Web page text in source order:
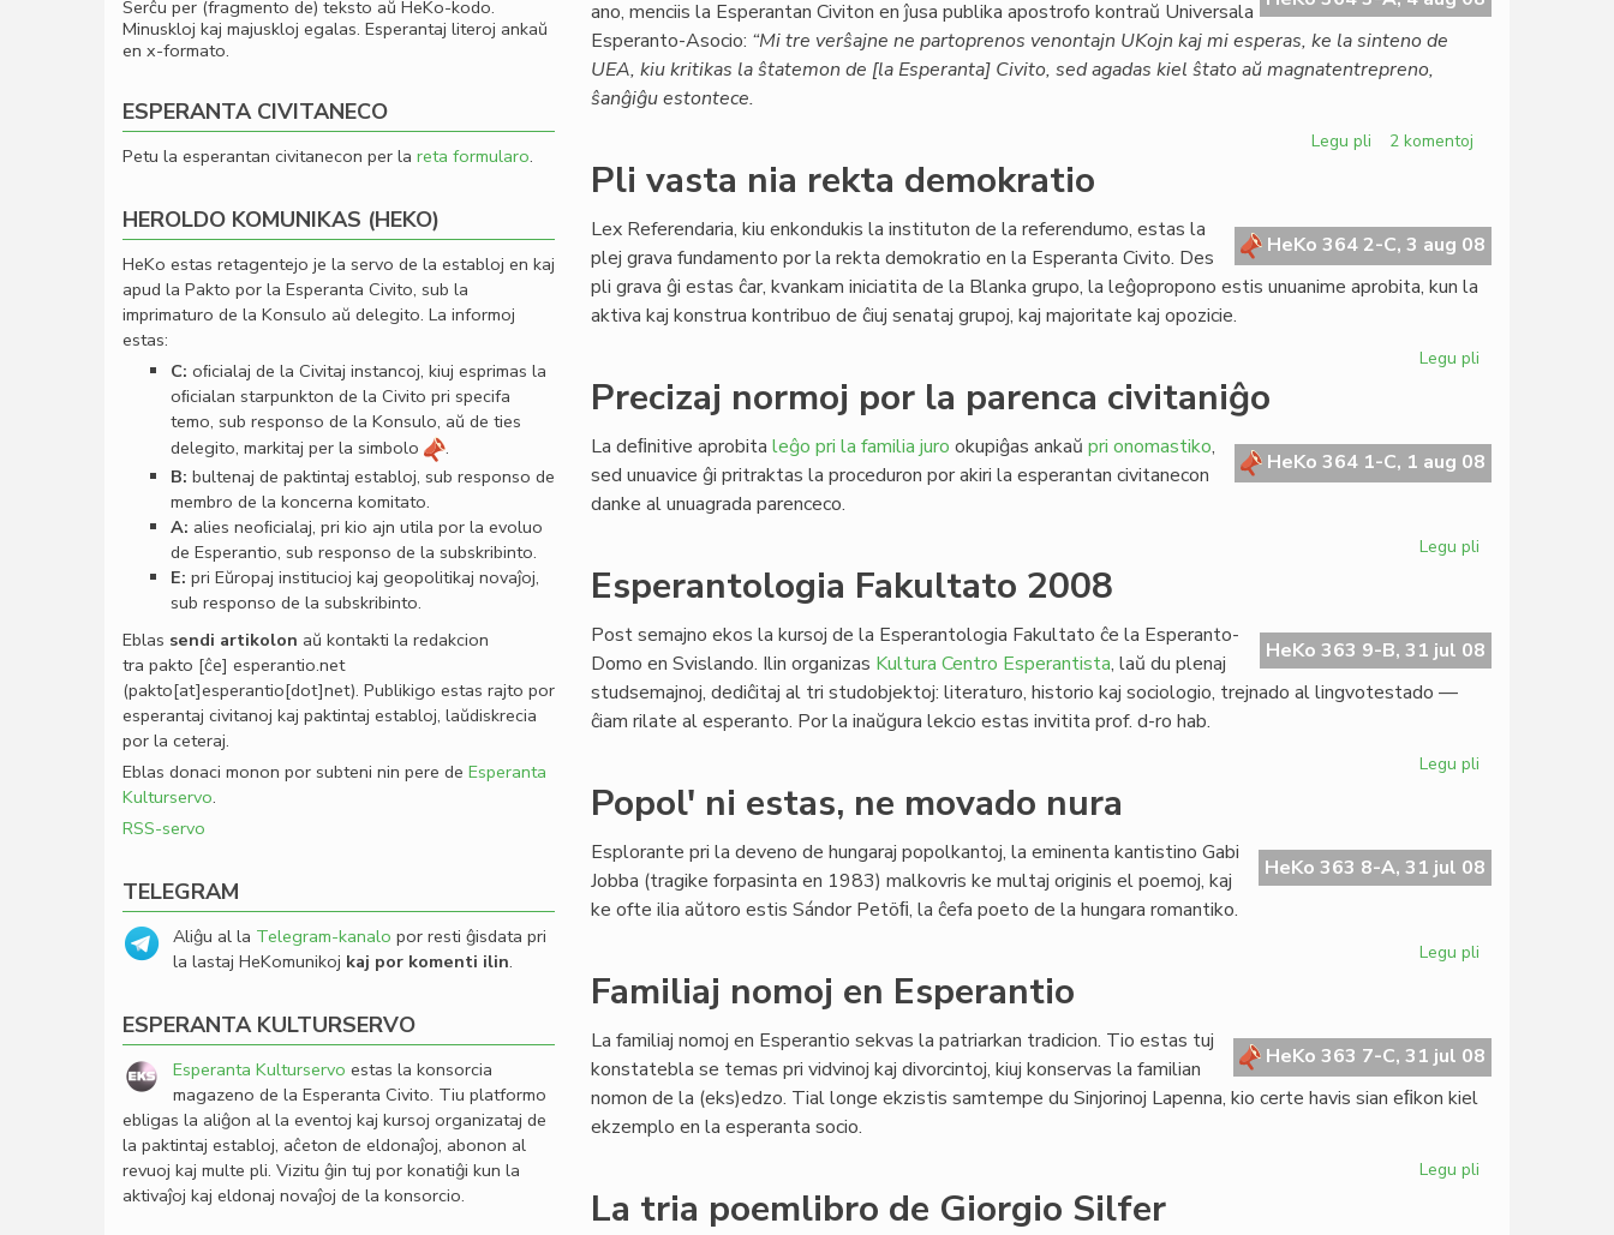
ano, menciis la Esperantan Civiton en ĵusa publika apostrofo kontraŭ Universala
Esperanto-Asocio: “Mi tre verŝajne ne partoprenos venontajn UKojn kaj mi esperas, ke la sinteno de
UEA, kiu kritikas la ŝtatemon de [la Esperanta] Civito, sed agadas kiel ŝtato aŭ magnatentrepreno,
ŝanĝiĝu estontece.
Legu pli
kaj
arbitreco
kun
2 komentoj
Pli vasta nia rekta demokratio
HeKo 364 2-C, 3 aug 08
Lex Referendaria, kiu enkondukis la instituton de la referendumo, estas la
plej grava fundamento por la rekta demokratio en la Esperanta Civito. Des
pli grava ĝi estas ĉar, kvankam iniciatita de la Blanka grupo, la leĝopropono estis unuanime aprobita, kun la
aktiva kaj konstrua kontribuo de ĉiuj senataj grupoj, kaj majoritate kaj opozicie.
Legu pli
rekta
demokratio
Precizaj normoj por la parenca civitaniĝo
HeKo 364 1-C, 1 aug 08
La deﬁnitive aprobita leĝo pri la familia juro okupiĝas ankaŭ pri onomastiko,
sed unuavice ĝi pritraktas la proceduron por akiri la esperantan civitanecon
danke al unuagrada parenceco.
Legu pli
la
parenca
Esperantologia Fakultato 2008
HeKo 363 9-B, 31 jul 08
Post semajno ekos la kursoj de la Esperantologia Fakultato ĉe la Esperanto-
Domo en Svislando. Ilin organizas Kultura Centro Esperantista, laŭ du plenaj
studsemajnoj, dediĉitaj al tri studobjektoj: literaturo, historio kaj sociologio, trejnado al lingvotestado —
ĉiam rilate al esperanto. Por la inaŭgura lekcio estas invitita prof. d-ro hab.
Legu pli
Popol' ni estas, ne movado nura
HeKo 363 8-A, 31 jul 08
Esplorante pri la deveno de hungaraj popolkantoj, la eminenta kantistino Gabi
Jobba (tragike forpasinta en 1983) malkovris ke multaj originis el poemoj, kaj
ke ofte ilia aŭtoro estis Sándor Petöﬁ, la ĉefa poeto de la hungara romantiko.
Legu pli
ne
movado
Familiaj nomoj en Esperantio
HeKo 363 7-C, 31 jul 08
La familiaj nomoj en Esperantio sekvas la patriarkan tradicion. Tio estas tuj
konstatebla se temas pri vidvinoj kaj divorcintoj, kiuj konservas la familian
nomon de la (eks)edzo. Tial longe ekzistis samtempe du Sinjorinoj Lapenna, kio certe havis sian eﬁkon kiel
ekzemplo en la esperanta socio.
Legu pli
La tria poemlibro de Giorgio Silfer
Serĉu per (fragmento de) teksto aŭ HeKo-kodo.
Minuskloj kaj majuskloj egalas. Esperantaj literoj ankaŭ
en x-formato.
ESPERANTA CIVITANECO
Petu la esperantan civitanecon per la reta formularo.
HEROLDO KOMUNIKAS (HEKO)
HeKo estas retagentejo je la servo de la establoj en kaj
apud la Pakto por la Esperanta Civito, sub la
imprimaturo de la Konsulo aŭ delegito. La informoj
estas:
C: oﬁcialaj de la Civitaj instancoj, kiuj esprimas la
oﬁcialan starpunkton de la Civito pri specifa
temo, sub responso de la Konsulo, aŭ de ties
delegito, markitaj per la simbolo
.
B: bultenaj de paktintaj establoj, sub responso de
membro de la koncerna komitato.
A: alies neoﬁcialaj, pri kio ajn utila por la evoluo
de Esperantio, sub responso de la subskribinto.
E: pri Eŭropaj institucioj kaj geopolitikaj novaĵoj,
sub responso de la subskribinto.
Eblas sendi artikolon aŭ kontakti la redakcion
tra pakto [ĉe] esperantio.net
(pakto[at]esperantio[dot]net). Publikigo estas rajto por
esperantaj civitanoj kaj paktintaj establoj, laŭdiskrecia
por la ceteraj.
Eblas donaci monon por subteni nin pere de Esperanta
Kulturservo.
RSS-servo
TELEGRAM
Aliĝu al la Telegram-kanalo por resti ĝisdata pri
la lastaj HeKomunikoj kaj por komenti ilin.
ESPERANTA KULTURSERVO
Esperanta Kulturservo estas la konsorcia
magazeno de la Esperanta Civito. Tiu platformo
ebligas la aliĝon al la eventoj kaj kursoj organizataj de
la paktintaj establoj, aĉeton de eldonaĵoj, abonon al
revuoj kaj multe pli. Vizitu ĝin tuj por konatiĝi kun la
aktivaĵoj kaj eldonaj novaĵoj de la konsorcio.